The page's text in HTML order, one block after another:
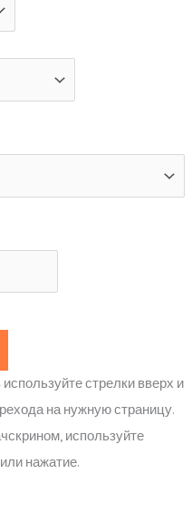
стрелки вверх и
на нужную страницу.
используйте
нажатие.